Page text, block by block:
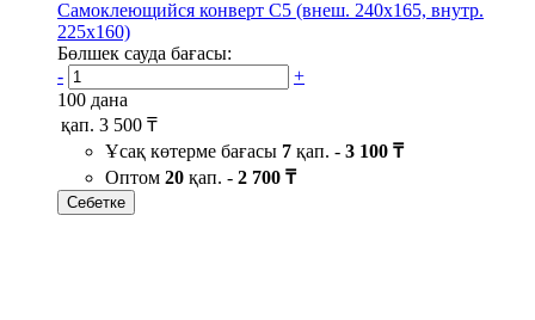
Самоклеющийся конверт С5 (внеш. 240х165, внутр.
225х160)
Бөлшек сауда бағасы:
-
+
100 дана
қап. 3 500 ₸
Ұсақ көтерме бағасы 7 қап. - 3 100 ₸
Оптом 20 қап. - 2 700 ₸
Себетке